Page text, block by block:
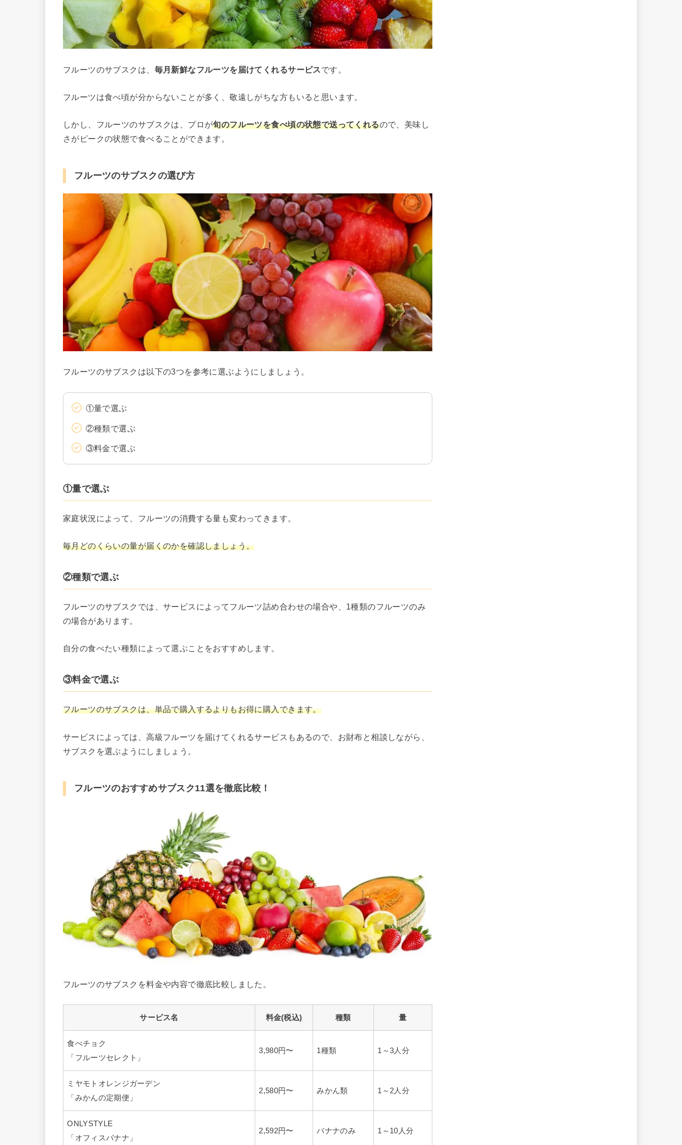
フルーツのサブスクは、 毎月新鮮なフルーツを届けてくれるサービスです。
フルーツは食べ頃が分からないことが多く、敬遠しがちな方もいると思います。
しかし、フルーツのサブスクは、プロが旬のフルーツを食べ頃の状態で送ってくれるので、美味し
さがピークの状態で食べることができます。
フルーツのサブスクの選び方
フルーツのサブスクは以下の3つを参考に選ぶようにしましょう。
①量で選ぶ
②種類で選ぶ
③料金で選ぶ
①量で選ぶ
家庭状況によって、フルーツの消費する量も変わってきます。
毎月どのくらいの量が届くのかを確認しましょう。
②種類で選ぶ
フルーツのサブスクでは、サービスによってフルーツ詰め合わせの場合や、1種類のフルーツのみ
の場合があります。
自分の食べたい種類によって選ぶことをおすすめします。
③料金で選ぶ
フルーツのサブスクは、単品で購入するよりもお得に購入できます。
サービスによっては、高級フルーツを届けてくれるサービスもあるので、お財布と相談しながら、
サブスクを選ぶようにしましょう。
フルーツのおすすめサブスク11選を徹底比較！
フルーツのサブスクを料金や内容で徹底比較しました。
サービス名 料金(税込) 種類 量
食べチョク
「フルーツセレクト」
3,980円〜 1種類 1～3人分
ミヤモトオレンジガーデン
「みかんの定期便」
2,580円〜 みかん類 1～2人分
ONLYSTYLE
「オフィスバナナ」
2,592円〜 バナナのみ 1～10人分